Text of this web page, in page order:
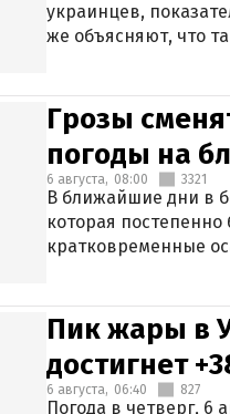
украинцев,
же объясняют, что
Грозы
погоды на
6 августа, 08:00 3321
В ближайшие дни в
которая
кратковременные
Пик жары в
достигнет
6 августа, 06:40 827
Погода в четверг, 6